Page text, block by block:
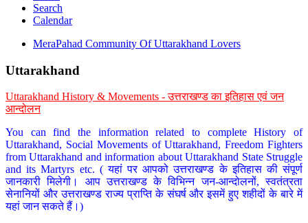
Search
Calendar
MeraPahad Community Of Uttarakhand Lovers
Uttarakhand
Uttarakhand History & Movements - उत्तराखण्ड का इतिहास एवं जन
आन्दोलन
You can find the information related to complete History of
Uttarakhand, Social Movements of Uttarakhand, Freedom Fighters
from Uttarakhand and information about Uttarakhand State Struggle
and its Martyrs etc. ( यहां पर आपको उत्तराखण्ड के इतिहास की संपूर्ण
जानकारी मिलेगी। आप उत्तराखण्ड के विभिन्न जन-आन्दोलनों, स्वतंत्रता
सेनानियों और उत्तराखण्ड राज्य प्राप्ति के संघर्ष और इसमें हुए शहीदों के बारे में
यहां जान सकते हैं।)